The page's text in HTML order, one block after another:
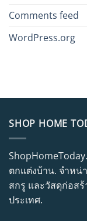
Comments feed
WordPress.org
SHOP HOME
ตกแต่งบ้าน. จำหน่
สกรู และวัสดุก่อส
ประเทศ.